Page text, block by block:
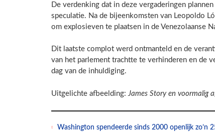
De verdenking dat in deze vergaderingen
speculatie. Na de bijeenkomsten van Leopoldo
om explosieven te plaatsen in de Venezolaanse
Dit laatste complot werd ontmanteld en de
van het parlement trachtte te verhinderen en de
dag van de inhuldiging.
Uitgelichte afbeelding: James Story en voormalig
Washington spendeerde sinds 2000 openlijk zo’n